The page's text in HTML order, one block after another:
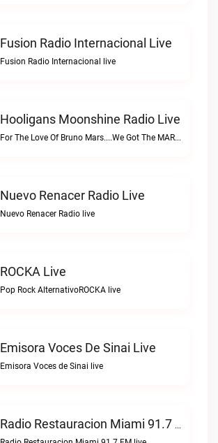
Fusion Radio Internacional Live
Fusion Radio Internacional live
Hooligans Moonshine Radio Live
For The Love Of Bruno Mars....We Got The MARS....SARSHooligans Moonshine Radio live
Nuevo Renacer Radio Live
Nuevo Renacer Radio live
ROCKA Live
Pop Rock AlternativoROCKA live
Emisora Voces De Sinai Live
Emisora Voces de Sinai live
Radio Restauracion Miami 91.7 FM Live